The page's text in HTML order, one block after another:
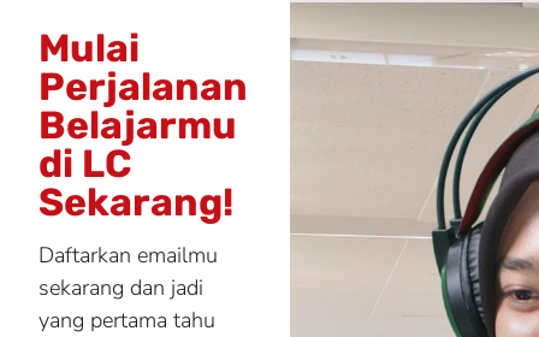
Mulai
Perjalanan
Belajarmu
di LC
Sekarang!
Daftarkan emailmu
sekarang dan jadi
yang pertama tahu